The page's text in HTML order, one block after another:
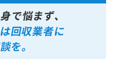
で悩まず、
回収業者に
を。